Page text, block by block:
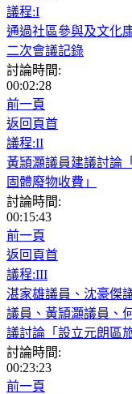
議程:I
通過社區參與及文化
二次會議記錄
討論時間:
00:02:28
前一頁
返回頁首
議程:II
黃頴灝議員建議討論
固體廢物收費」
討論時間:
00:15:43
前一頁
返回頁首
議程:III
湛家雄議員、沈豪傑
議員、黃頴灝議員、
議討論「設立元朗區
討論時間:
00:23:23
前一頁